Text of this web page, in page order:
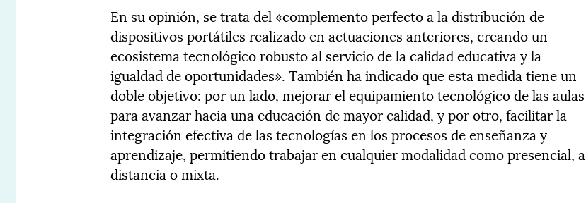
En su opinión, se trata del «complemento perfecto a la distribución de
dispositivos portátiles realizado en actuaciones anteriores, creando un
ecosistema tecnológico robusto al servicio de la calidad educativa y la
igualdad de oportunidades». También ha indicado que esta medida tiene un
doble objetivo: por un lado, mejorar el equipamiento tecnológico de las aulas
para avanzar hacia una educación de mayor calidad, y por otro, facilitar la
integración efectiva de las tecnologías en los procesos de enseñanza y
aprendizaje, permitiendo trabajar en cualquier modalidad como presencial, a
distancia o mixta.